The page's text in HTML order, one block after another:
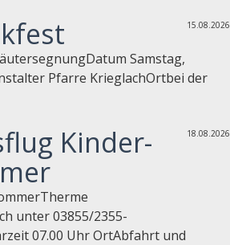
15.08.2026
Samstag,
Pfarre KrieglachOrtbei der
18.08.2026
Kinder-
unter 03855/2355-
07.00 Uhr OrtAbfahrt und